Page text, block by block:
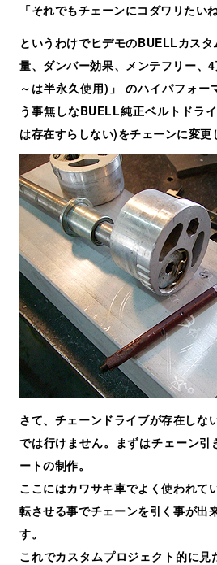
「それでもチェーンにコダワリたい
というわけでヒデモのBUELLカス
量、ダンバー効果、メンテフリー、
～は半永久使用)」 のハイパフォー
う事無しなBUELL純正ベルトドラ
は存在すらしない)をチェーンに変更
さて、チェーンドライブが存在しな
では行けません。まずはチェーン引
ートの制作。
ここにはカワサキ車でよく使われて
転させる事でチェーンを引く事が出
す。
これでカスタムプロジェクト的に見